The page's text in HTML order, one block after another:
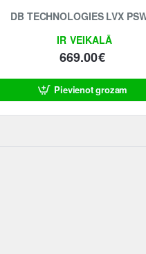
IR VEIKALĀ
DB TECHNOLOGIES LVX
669.00€
Pievienot grozam